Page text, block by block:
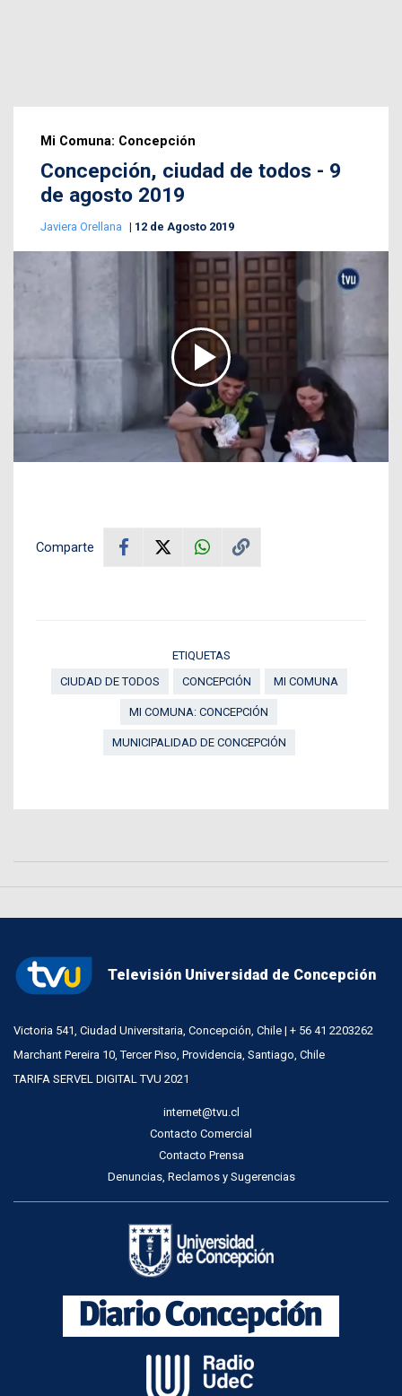
Mi Comuna: Concepción
Concepción, ciudad de todos - 9
de agosto 2019
Javiera Orellana 12 de Agosto 2019
Comparte
ETIQUETAS
CIUDAD DE TODOS
CONCEPCIÓN MI COMUNA
MI COMUNA: CONCEPCIÓN
MUNICIPALIDAD DE CONCEPCIÓN
Televisión Universidad de Concepción
Victoria 541, Ciudad Universitaria, Concepción, Chile | + 56 41 2203262
Marchant Pereira 10, Tercer Piso, Providencia, Santiago, Chile
TARIFA SERVEL DIGITAL TVU 2021
internet@tvu.cl
Contacto Comercial
Contacto Prensa
Denuncias, Reclamos y Sugerencias